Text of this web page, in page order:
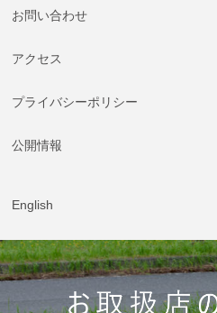
お問い合わせ
アクセス
プライバシーポリシー
公開情報
English